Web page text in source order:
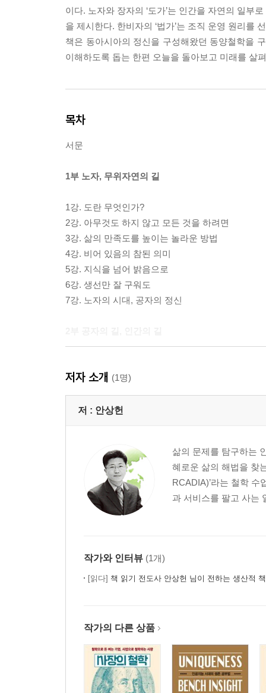
이다. 노자와 장자의 ‘도가’는 인간을 자연의 일부
을 제시한다. 한비자의 ‘법가’는 조직 운영 원리를
책은 동아시아의 정신을 구성해왔던 동양철학을
이해하도록 돕는 한편 오늘을 돌아보고 미래를 살
목차
서문
1부 노자, 무위자연의 길
1강. 도란 무엇인가?
2강. 아무것도 하지 않고 모든 것을 하려면
3강. 삶의 만족도를 높이는 놀라운 방법
4강. 비어 있음의 참된 의미
5강. 지식을 넘어 밝음으로
6강. 생선만 잘 구워도
7강. 노자의 시대, 공자의 정신
9강. 공자의 핵심, 인과 예
10강. 철학이 필요한 이유, 곤궁할 때 빛나는 철학
11강. 공자의 도를 네 글자로 말하면, 극기복례
14강. 오래된 미래, 공자를 나오며
3부 장자, 자유로운 삶의 길
15강. 정저지와에서 붕정만리로
18강. 연봉과 승진이라는 미끼를 물지 않는 법
19강. 나답게 당당하게 산다는 것
21강. 맹자의 깃발, 왕도정치
22강. 백성이 근본이다, 혁명의 근거
23강. 사람은 본래 선하다, 성선설과 인간 본성 논쟁
저자 소개 (1명)
저 : 안상헌
삶의 문제를 탐구하는
혜로운 삶의 해법을 찾
RCADIA)’라는 철학
과 서비스를 팔고 사는
작가와 인터뷰 (1개)
[읽다] 책 읽기 전도사 안상헌 님이 전하는 생산적
작가의 다른 상품